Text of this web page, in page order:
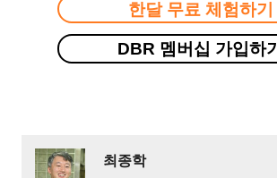
한달 무료 체험하기
DBR 멤버십 가입하기
최종학